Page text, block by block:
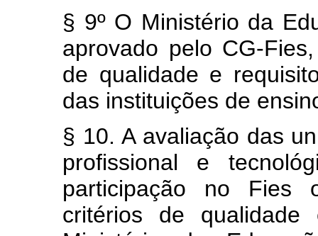
§ 9º O Ministério da
aprovado pelo CG-
de qualidade e
das instituições de
§ 10. A avaliação das
profissional e
participação no Fies
critérios de